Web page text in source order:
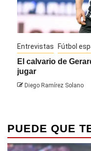
Entrevistas Fútbol
El calvario de
jugar
Diego Ramírez Solano
PUEDE QUE